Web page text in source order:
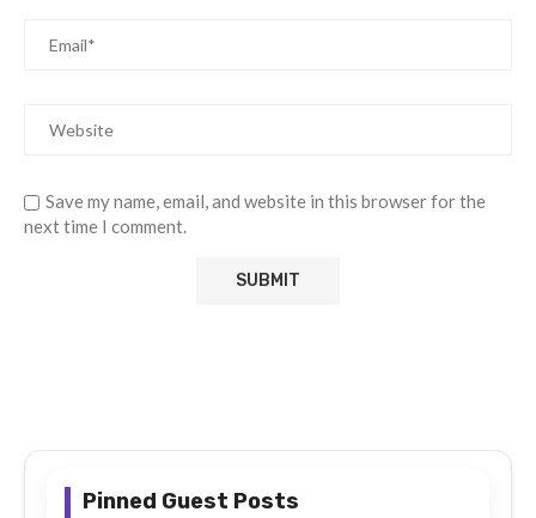
Save my name, email, and website in this browser for the
next time I comment.
Pinned Guest Posts